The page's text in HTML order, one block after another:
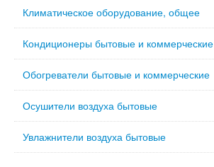
Климатическое оборудование, общее
Кондиционеры бытовые и коммерческие
Обогреватели бытовые и коммерческие
Осушители воздуха бытовые
Увлажнители воздуха бытовые